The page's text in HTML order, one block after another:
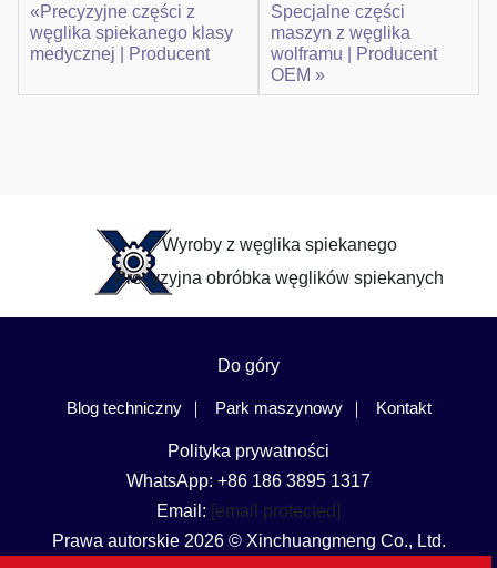
«Precyzyjne części z
węglika spiekanego klasy
medycznej | Producent
Specjalne części
maszyn z węglika
wolframu | Producent
OEM »
Wyroby z węglika spiekanego
Precyzyjna obróbka węglików spiekanych
Do góry
Blog techniczny Park maszynowy Kontakt
Polityka prywatności
WhatsApp: +86 186 3895 1317
Email: [email protected]
Prawa autorskie 2026 © Xinchuangmeng Co., Ltd.